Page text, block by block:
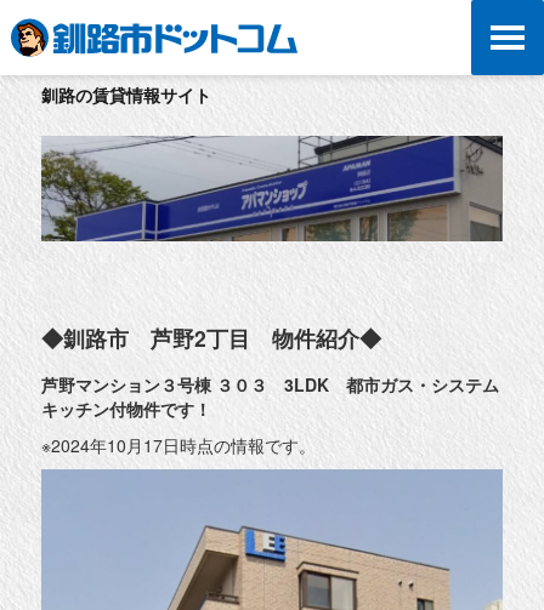
釧路の賃貸情報サイト
◆釧路市 芦野2丁目 物件紹介◆
芦野マンション３号棟 ３０３ 3LDK 都市ガス・システム
キッチン付物件です！
※2024年10月17日時点の情報です。